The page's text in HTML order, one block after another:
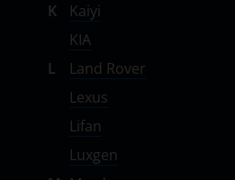
K
Kaiyi
KIA
L
Land Rover
Lexus
Lifan
Luxgen